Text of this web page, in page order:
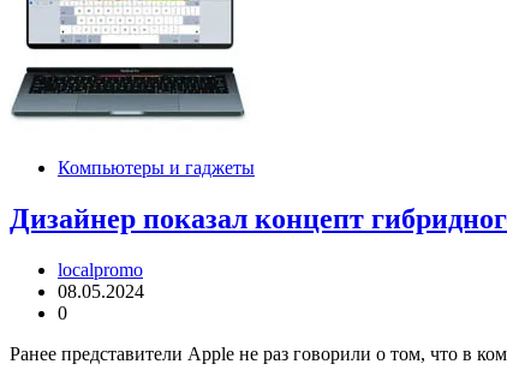
Компьютеры и гаджеты
Дизайнер показал концепт
localpromo
08.05.2024
0
Ранее представители Apple не раз говорили о том, что в